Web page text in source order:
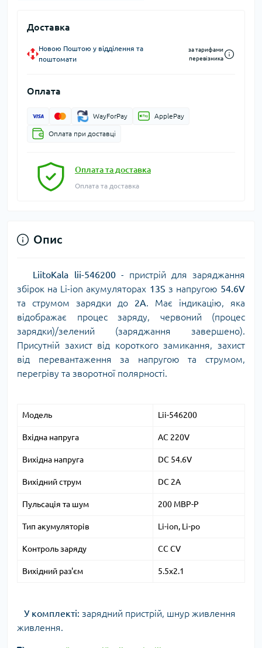
Доставка
Новою Поштою у відділення та
поштомати
за тарифами
перевізника
Оплата
WayForPay ApplePay
Оплата при доставці
Оплата та доставка
Оплата та доставка
Опис
LiitoKala lii-546200- пристрій для заряджання
збірок на Li-ion акумуляторах 13S з напругою 54.6V
та струмом зарядки до 2A. Має індикацію, яка
відображає процес заряду, червоний (процес
зарядки)/зелений (заряджання завершено).
Присутній захист від короткого замикання, захист
від перевантаження за напругою та струмом,
перегріву та зворотної полярності.
Модель Lii-546200
Вхідна напруга AC 220V
Вихідна напруга DC 54.6V
Вихідний струм DC 2A
Пульсація та шум 200 MBP-P
Тип акумуляторів Li-ion, Li-po
Контроль заряду CC CV
Вихідний раз'єм 5.5x2.1
У комплекті: зарядний пристрій, шнур живлення
живлення.